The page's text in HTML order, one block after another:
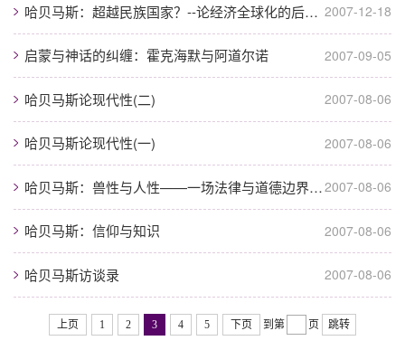
哈贝马斯：超越民族国家？--论经济全球化的后果问题 2007-12-18
启蒙与神话的纠缠：霍克海默与阿道尔诺 2007-09-05
哈贝马斯论现代性(二) 2007-08-06
哈贝马斯论现代性(一) 2007-08-06
哈贝马斯：兽性与人性——一场法律与道德边界上的战争2007-08-06
哈贝马斯：信仰与知识 2007-08-06
哈贝马斯访谈录 2007-08-06
上页 1 2 3 4 5 下页 到第 页 跳转